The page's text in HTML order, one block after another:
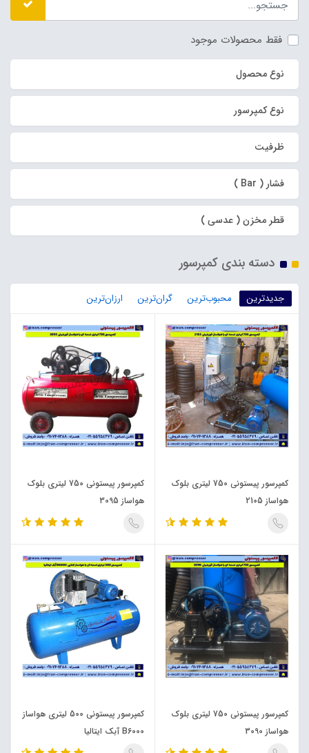
فقط محصولات موجود
نوع محصول
نوع کمپرسور
ظرفیت
فشار ( Bar )
قطر مخزن ( عدسی )
دسته بندی کمپرسور
جدیدترین محبوب‌ترین گران‌ترین ارزان‌ترین
کمپرسور پیستونی 750 لیتری بلوک
هواساز 2105
کمپرسور پیستونی 750 لیتری بلوک
هواساز 3095
کمپرسور پیستونی 750 لیتری بلوک
هواساز 3090
کمپرسور پیستونی 500 لیتری هواساز
B6000 آبک ایتالیا